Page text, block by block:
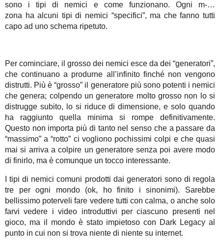
sono i tipi di nemici e come funzionano. Ogni m-…
zona ha alcuni tipi di nemici “specifici”, ma che fanno tutti
capo ad uno schema ripetuto.
Per cominciare, il grosso dei nemici esce da dei “generatori”,
che continuano a produrne all’infinito finché non vengono
distrutti. Più è “grosso” il generatore più sono potenti i nemici
che genera; colpendo un generatore molto grosso non lo si
distrugge subito, lo si riduce di dimensione, e solo quando
ha raggiunto quella minima si rompe definitivamente.
Questo non importa più di tanto nel senso che a passare da
“massimo” a “rotto” ci vogliono pochissimi colpi e che quasi
mai si arriva a colpire un generatore senza poi avere modo
di finirlo, ma è comunque un tocco interessante.
I tipi di nemici comuni prodotti dai generatori sono di regola
tre per ogni mondo (ok, ho finito i sinonimi). Sarebbe
bellissimo poterveli fare vedere tutti con calma, o anche solo
farvi vedere i video introduttivi per ciascuno presenti nel
gioco, ma il mondo è stato impietoso con Dark Legacy al
punto in cui non si trova niente di niente su internet.